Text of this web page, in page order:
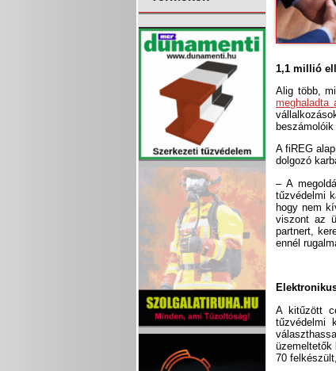
1,1 millió
Alig több,
meghaladta
A fiREG
dolgozó
– A
tűzvédelmi
hogy nem
viszont az
partnert,
ennél
A kitűzött
tűzvédelmi
üzemeltetők
70